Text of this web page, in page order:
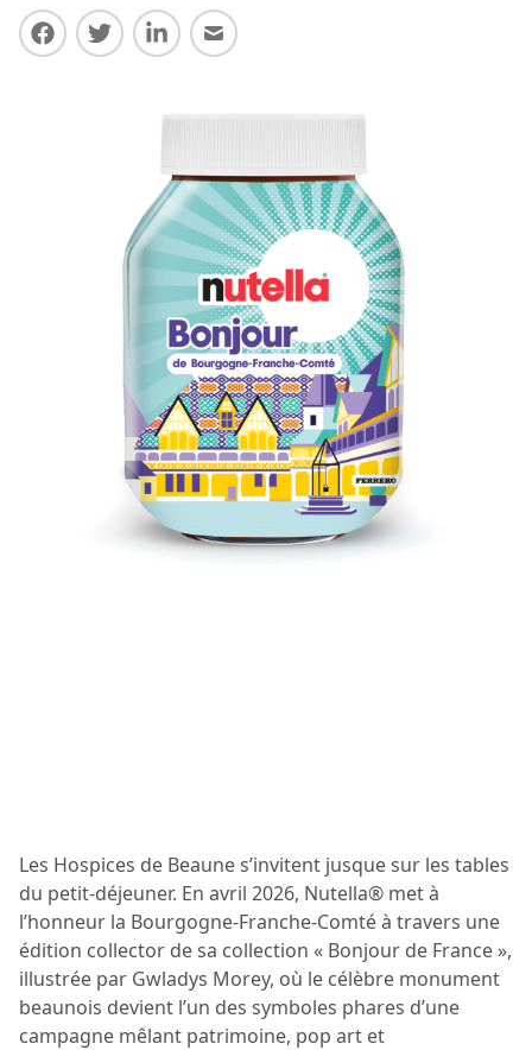
Partager sur Facebook
Partager sur Twitter
Partager sur LinkedIn
Partager par E-mail
Les Hospices de Beaune s’invitent jusque sur les tables
du petit-déjeuner. En avril 2026, Nutella® met à
l’honneur la Bourgogne-Franche-Comté à travers une
édition collector de sa collection « Bonjour de France »,
illustrée par Gwladys Morey, où le célèbre monument
beaunois devient l’un des symboles phares d’une
campagne mêlant patrimoine, pop art et